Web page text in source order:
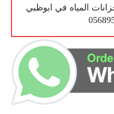
المياه في ابوظبي